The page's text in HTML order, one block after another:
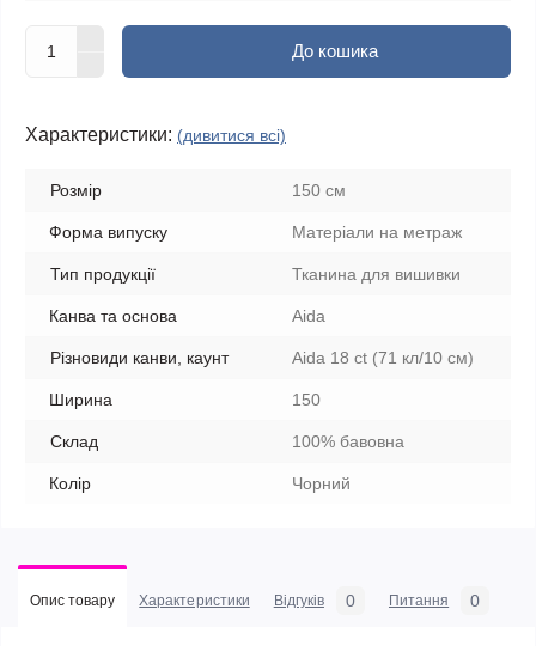
До кошика
Характеристики: (дивитися всі)
Розмір 150 см
Форма випуску Матеріали на метраж
Тип продукції Тканина для вишивки
Канва та основа Aida
Різновиди канви, каунт Aida 18 ct (71 кл/10 см)
Ширина 150
Склад 100% бавовна
Колір Чорний
Опис товару Характеристики Відгуків 0 Питання 0